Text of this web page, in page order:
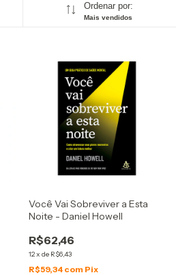
Ordenar por:
Mais vendidos
Você Vai Sobreviver a Esta
Noite - Daniel Howell
R$62,46
12x de R$6,43
R$59,34 com Pix